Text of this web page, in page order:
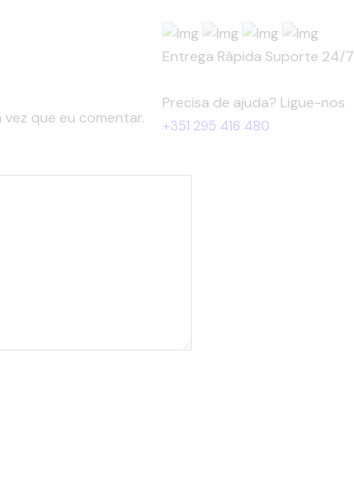
BRANCO
170X190MM
Entrega Rápida Suporte 24/7
Precisa de ajuda? Ligue-nos
+351 295 416 480
que eu comentar.